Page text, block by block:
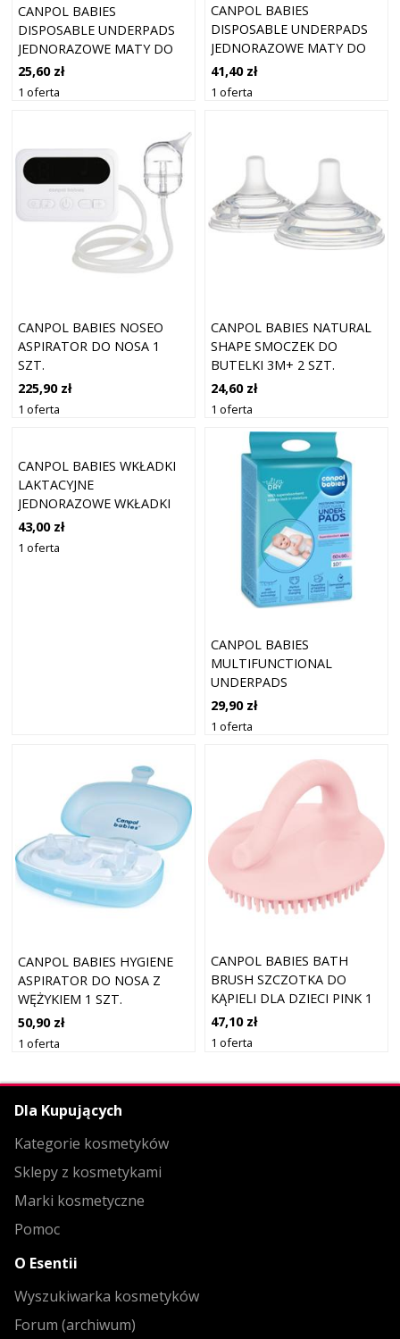
CANPOL BABIES
DISPOSABLE UNDERPADS
JEDNORAZOWE MATY DO
PRZEWIJANIA 33X45 CM 20
SZT.
25,60 zł
1 oferta
CANPOL BABIES
DISPOSABLE UNDERPADS
JEDNORAZOWE MATY DO
PRZEWIJANIA SUPER
ABSORBENT 10 SZT.
41,40 zł
1 oferta
CANPOL BABIES NOSEO
ASPIRATOR DO NOSA 1
SZT.
225,90 zł
1 oferta
CANPOL BABIES NATURAL
SHAPE SMOCZEK DO
BUTELKI 3M+ 2 SZT.
24,60 zł
1 oferta
CANPOL BABIES WKŁADKI
LAKTACYJNE
JEDNORAZOWE WKŁADKI
DO BIUSTONOSZA 30 SZT.
43,00 zł
1 oferta
CANPOL BABIES
MULTIFUNCTIONAL
UNDERPADS
JEDNORAZOWE MATY DO
PRZEWIJANIA 60X60 CM 10
29,90 zł
1 oferta
CANPOL BABIES HYGIENE
ASPIRATOR DO NOSA Z
WĘŻYKIEM 1 SZT.
50,90 zł
1 oferta
CANPOL BABIES BATH
BRUSH SZCZOTKA DO
KĄPIELI DLA DZIECI PINK 1
SZT.
47,10 zł
1 oferta
Dla Kupujących
Kategorie kosmetyków
Sklepy z kosmetykami
Marki kosmetyczne
Pomoc
O Esentii
Wyszukiwarka kosmetyków
Forum (archiwum)